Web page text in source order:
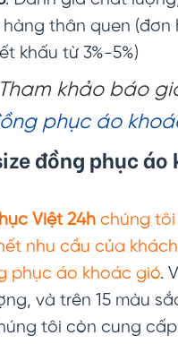
hàng thân quen (đơn
khấu từ 3%-5%)
Tham khảo báo
phục áo
đồng phục
Việt 24h chúng
nhu cầu của
phục áo khoác gió.
và trên 15 màu
tôi còn cung